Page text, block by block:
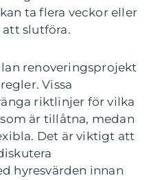
ta flera veckor eller
slutföra.
renoveringsprojekt
Vissa
riktlinjer för vilka
är tillåtna, medan
Det är viktigt att
hyresvärden innan